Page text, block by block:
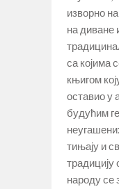
изворно
на диване
са којима
књигом
оставио у
будућим
тињају и
народу се